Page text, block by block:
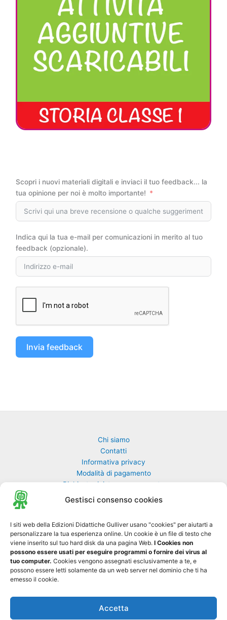
Gestisci consenso cookies
I siti web della Edizioni Didattiche Gulliver usano "cookies" per aiutarti a
personalizzare la tua esperienza online. Un cookie è un file di testo che
viene inserito sul tuo hard disk da una pagina Web. I Cookies non
possono essere usati per eseguire programmi o fornire dei virus al
tuo computer. Cookies vengono assegnati esclusivamente a te, e
possono essere letti solamente da un web server nel dominio che ti ha
emesso il cookie.
Accetta
Scopri i nuovi materiali digitali e inviaci il tuo feedback... la
tua opinione per noi è molto importante!
Indica qui la tua e-mail per comunicazioni in merito al tuo
feedback (opzionale).
Invia feedback
Chi siamo
Contatti
Informativa privacy
Modalità di pagamento
Richiesta rivista non pervenuta
Richiedi una classe di GulliverEdu
Nuovo Gulliver News
Progetto Tre-sei
Copyright © 2026 Edizioni Didattiche Gulliver S.r.l. - Tutti i diritti sono